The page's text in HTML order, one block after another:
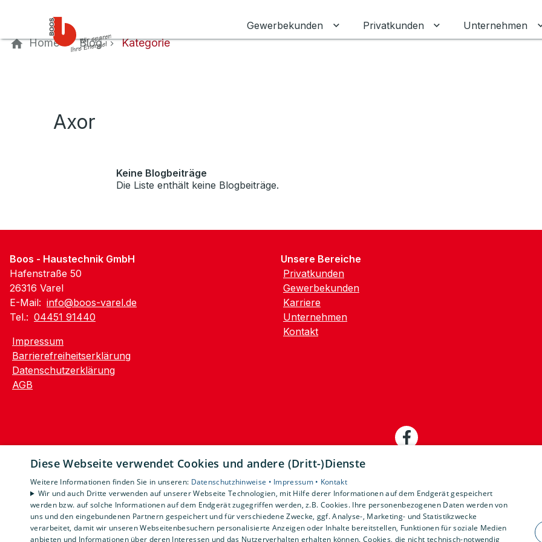
Gewerbekunden
Untermenü für Gewerbekunden umschalten
Privatkunden Untermenü für
Unternehmen
Home Blog Kategorie
Axor
Keine Blogbeiträge
Die Liste enthält keine Blogbeiträge.
Boos - Haustechnik GmbH
Hafenstraße 50
26316 Varel
E-Mail: info@boos-varel.de
Tel.: 04451 91440
Impressum
Barrierefreiheitserklärung
Datenschutzerklärung
AGB
Unsere Bereiche
Privatkunden
Gewerbekunden
Karriere
Unternehmen
Kontakt
Diese Webseite verwendet Cookies und andere (Dritt-)Dienste
Weitere Informationen finden Sie in unseren: Datenschutzhinweise • Impressum • Kontakt
Wir und auch Dritte verwenden auf unserer Webseite Technologien, mit Hilfe derer Informationen auf dem Endgerät gespeichert
werden bzw. auf solche Informationen auf dem Endgerät zugegriffen werden, z.B. Cookies. Ihre personenbezogenen Daten werden von
uns und den eingebundenen Partnern gespeichert und für verschiedene Zwecke, ggf. Analyse-, Marketing- und Statistikzwecke
verarbeitet, damit wir unseren Webseitenbesuchern personalisierte Anzeigen oder Inhalte bereitstellen, Funktionen für soziale Medien
anbieten und Informationen über deren Interessen und das Nutzerverhalten erhalten können. Cookies, die nicht technisch-notwendig